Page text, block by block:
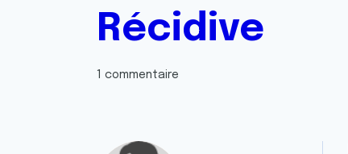
Récidive
1 commentaire